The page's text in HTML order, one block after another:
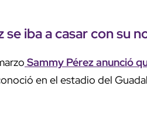
se iba a casar con su
Sammy Pérez anunció
en el estadio del